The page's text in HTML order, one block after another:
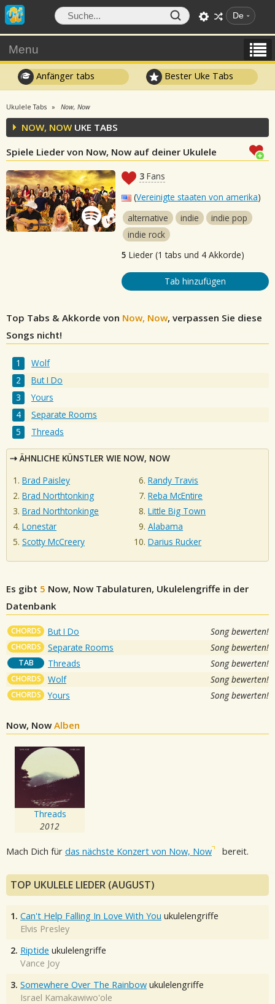
De
Menu
Anfänger tabs Bester Uke Tabs
Ukulele Tabs Now, Now
NOW, NOW UKE TABS
Spiele Lieder von Now, Now auf deiner Ukulele
3 Fans
(Vereinigte staaten von amerika)
alternative
indie
indie pop
indie rock
5 Lieder (1 tabs und 4 Akkorde)
Tab hinzufügen
Top Tabs & Akkorde von Now, Now, verpassen Sie diese
Songs nicht!
Wolf
But I Do
Yours
Separate Rooms
Threads
ÄHNLICHE KÜNSTLER WIE NOW, NOW
Brad Paisley
Brad Northtonking
Brad Northtonkinge
Lonestar
Scotty McCreery
Randy Travis
Reba McEntire
Little Big Town
Alabama
Darius Rucker
Es gibt 5 Now, Now Tabulaturen, Ukulelengriffe in der
Datenbank
CHORDS But I Do Song bewerten!
CHORDS Separate Rooms Song bewerten!
TAB Threads Song bewerten!
CHORDS Wolf Song bewerten!
CHORDS Yours Song bewerten!
Now, Now Alben
Threads
2012
Mach Dich für das nächste Konzert von Now, Now bereit.
TOP UKULELE LIEDER (AUGUST)
1. Can't Help Falling In Love With You ukulelengriffe
Elvis Presley
2. Riptide ukulelengriffe
Vance Joy
3. Somewhere Over The Rainbow ukulelengriffe
Israel Kamakawiwo'ole